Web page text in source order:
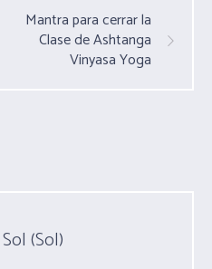
Mantra para cerrar la
Clase de Ashtanga
Vinyasa Yoga
Sol (Sol)